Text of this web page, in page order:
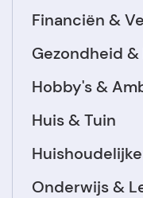
Financiën &
Gezondheid
Hobby's &
Huis & Tuin
Onderwijs &